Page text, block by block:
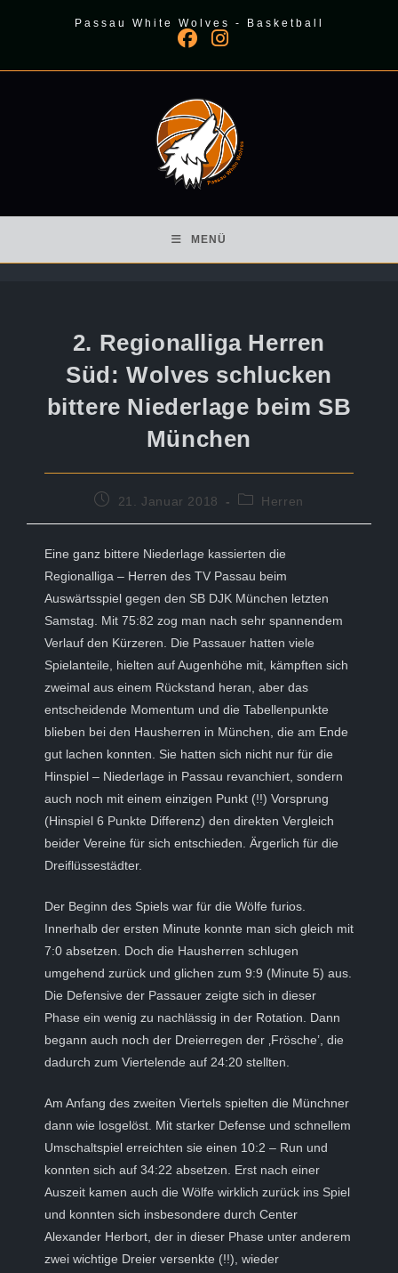
Passau White Wolves - Basketball
MENÜ
2. Regionalliga Herren
Süd: Wolves schlucken
bittere Niederlage beim SB
München
Beitrag21. Januar 2018
Beitrags-
Herren
Eine ganz bittere Niederlage kassierten die
Regionalliga – Herren des TV Passau beim
Auswärtsspiel gegen den SB DJK München letzten
Samstag. Mit 75:82 zog man nach sehr spannendem
Verlauf den Kürzeren. Die Passauer hatten viele
Spielanteile, hielten auf Augenhöhe mit, kämpften sich
zweimal aus einem Rückstand heran, aber das
entscheidende Momentum und die Tabellenpunkte
blieben bei den Hausherren in München, die am Ende
gut lachen konnten. Sie hatten sich nicht nur für die
Hinspiel – Niederlage in Passau revanchiert, sondern
auch noch mit einem einzigen Punkt (!!) Vorsprung
(Hinspiel 6 Punkte Differenz) den direkten Vergleich
beider Vereine für sich entschieden. Ärgerlich für die
Dreiflüssestädter.
Der Beginn des Spiels war für die Wölfe furios.
Innerhalb der ersten Minute konnte man sich gleich mit
7:0 absetzen. Doch die Hausherren schlugen
umgehend zurück und glichen zum 9:9 (Minute 5) aus.
Die Defensive der Passauer zeigte sich in dieser
Phase ein wenig zu nachlässig in der Rotation. Dann
begann auch noch der Dreierregen der ‚Frösche’, die
dadurch zum Viertelende auf 24:20 stellten.
Am Anfang des zweiten Viertels spielten die Münchner
dann wie losgelöst. Mit starker Defense und schnellem
Umschaltspiel erreichten sie einen 10:2 – Run und
konnten sich auf 34:22 absetzen. Erst nach einer
Auszeit kamen auch die Wölfe wirklich zurück ins Spiel
und konnten sich insbesondere durch Center
Alexander Herbort, der in dieser Phase unter anderem
zwei wichtige Dreier versenkte (!!), wieder